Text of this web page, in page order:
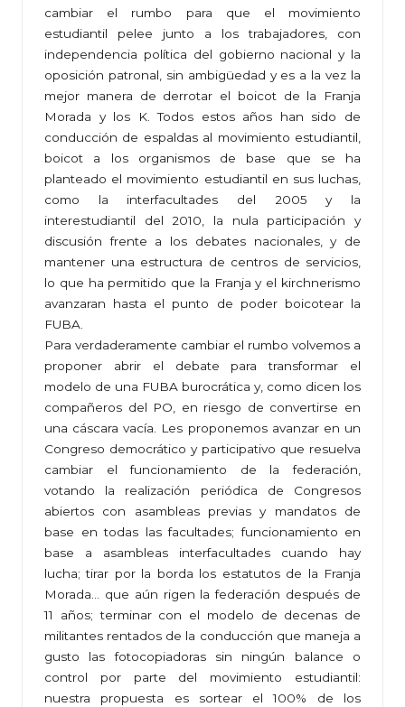
cambiar el rumbo para que el movimiento
estudiantil pelee junto a los trabajadores, con
independencia política del gobierno nacional y la
oposición patronal, sin ambigüedad y es a la vez la
mejor manera de derrotar el boicot de la Franja
Morada y los K. Todos estos años han sido de
conducción de espaldas al movimiento estudiantil,
boicot a los organismos de base que se ha
planteado el movimiento estudiantil en sus luchas,
como la interfacultades del 2005 y la
interestudiantil del 2010, la nula participación y
discusión frente a los debates nacionales, y de
mantener una estructura de centros de servicios,
lo que ha permitido que la Franja y el kirchnerismo
avanzaran hasta el punto de poder boicotear la
FUBA.
Para verdaderamente cambiar el rumbo volvemos a
proponer abrir el debate para transformar el
modelo de una FUBA burocrática y, como dicen los
compañeros del PO, en riesgo de convertirse en
una cáscara vacía. Les proponemos avanzar en un
Congreso democrático y participativo que resuelva
cambiar el funcionamiento de la federación,
votando la realización periódica de Congresos
abiertos con asambleas previas y mandatos de
base en todas las facultades; funcionamiento en
base a asambleas interfacultades cuando hay
lucha; tirar por la borda los estatutos de la Franja
Morada… que aún rigen la federación después de
11 años; terminar con el modelo de decenas de
militantes rentados de la conducción que maneja a
gusto las fotocopiadoras sin ningún balance o
control por parte del movimiento estudiantil:
nuestra propuesta es sortear el 100% de los